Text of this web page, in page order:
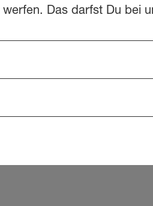
Das darfst Du bei